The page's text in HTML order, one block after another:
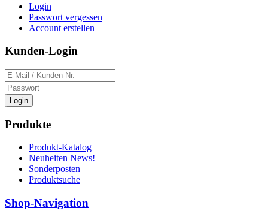
Login
Passwort vergessen
Account erstellen
Kunden-Login
Login
Produkte
Produkt-Katalog
Neuheiten News!
Sonderposten
Produktsuche
Shop-Navigation